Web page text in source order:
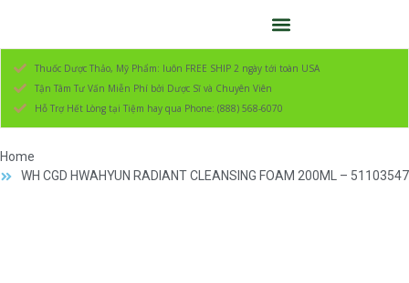
Thuốc Dược Thảo, Mỹ Phẩm: luôn FREE SHIP 2 ngày tới toàn USA
Tận Tâm Tư Vấn Miễn Phí bởi Dược Sĩ và Chuyên Viên
Hỗ Trợ Hết Lòng tại Tiệm hay qua Phone: (888) 568-6070
Home
WH CGD HWAHYUN RADIANT CLEANSING FOAM 200ML – 51103547